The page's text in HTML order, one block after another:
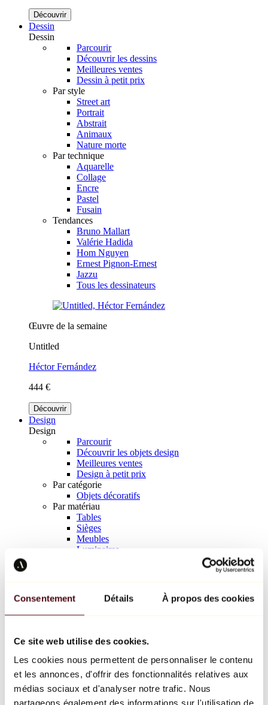
Consentement Détails À propos des cookies
Ce site web utilise des cookies.
Les cookies nous permettent de personnaliser le contenu
et les annonces, d'offrir des fonctionnalités relatives aux
médias sociaux et d'analyser notre trafic. Nous
partageons également des informations sur l'utilisation de
Découvrir
Dessin
Dessin
Parcourir
Découvrir les dessins
Meilleures ventes
Dessin à petit prix
Par style
Street art
Portrait
Abstrait
Animaux
Nature morte
Par technique
Aquarelle
Collage
Encre
Pastel
Fusain
Tendances
Bruno Mallart
Valérie Hadida
Hom Nguyen
Ernest Pignon-Ernest
Jazzu
Tous les dessinateurs
Œuvre de la semaine
Untitled
Héctor Fernández
444 €
Découvrir
Design
Design
Parcourir
Découvrir les objets design
Meilleures ventes
Design à petit prix
Par catégorie
Objets décoratifs
Par matériau
Tables
Sièges
Meubles
Luminaires
Richard Orlinski
Keith Haring
Jeff Koons
Jean-Michel Basquiat
Tous les designers
Œuvre de la semaine